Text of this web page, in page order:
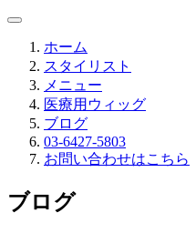
ホーム
スタイリスト
メニュー
医療用ウィッグ
ブログ
03-6427-5803
お問い合わせはこちら
ブログ